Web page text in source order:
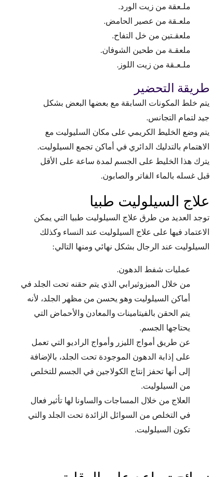
ملـعقة من زيت الورد.
ملعـقة من عصير الحامض.
ملعقـتين من خل التفاح.
ملعقـة من طحين الشوفان.
ملـعـقة من زيت اللوز.
طريقة التحضير
يتم خلط المكونات السابقة مع بعضها البعض بشكل
جيد لتمام التجانس.
يتم وضع الخليط الكريمي على مكان السليوليت مع
الاهتمام بالتدليك الدائري في أماكن تجمع السيلوليت.
يترك هذا الخليط على الجسم لمدة ساعة على الأقل
قبل غسله بالماء الفاتر والصابون.
علاج السيلوليت طبيا
توجد العديد من طرق علاج السيلوليت طبيا التي يمكن
الاعتماد فيها على علاج السيلوليت عند النساء وكذلك
السيلوليت عند الرجال بشكل نهائي ومنها التالي:
عمليات شفط الدهون.
من خلال الميزوثيرابي الذي يتم حقنه تحت الجلد في
أماكن السيلوليت وهو يحسن من مظهر الجلد، لأنه
يتم الحقن بالفيتامينات والمعادن والأحماض التي
يحتاجها الجسم.
عن طريق أمواج الليزر وأمواج الراديو التي تعمل
على إذابة الدهون الموجودة تحت الجلد، بالإضافة
إلى أنها تحفز إنتاج الكولاجين في الجسم للتخلص
من السيلوليت.
العلاج من خلال المساجات والساونا لها تأثير فعال
في التخلص من السوائل الزائدة تحت الجلد والتي
تكون السيلوليت.